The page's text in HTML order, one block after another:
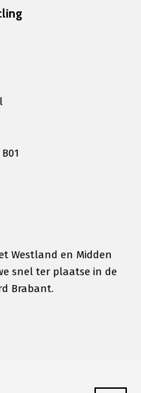
Westland en Midden
snel ter plaatse in de
Brabant.